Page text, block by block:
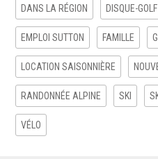
DANS LA RÉGION DISQUE-GOLF
EMPLOI SUTTON FAMILLE
LOCATION SAISONNIÈRE
RANDONNÉE ALPINE SKI
VÉLO